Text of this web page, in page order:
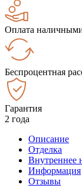
Оплата
Беспроцентная
Гарантия
2 года
Описание
Отделка
Внутреннее
Информация
Отзывы